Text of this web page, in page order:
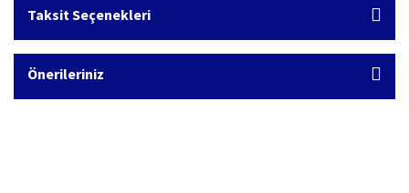
Taksit Seçenekleri
Önerileriniz